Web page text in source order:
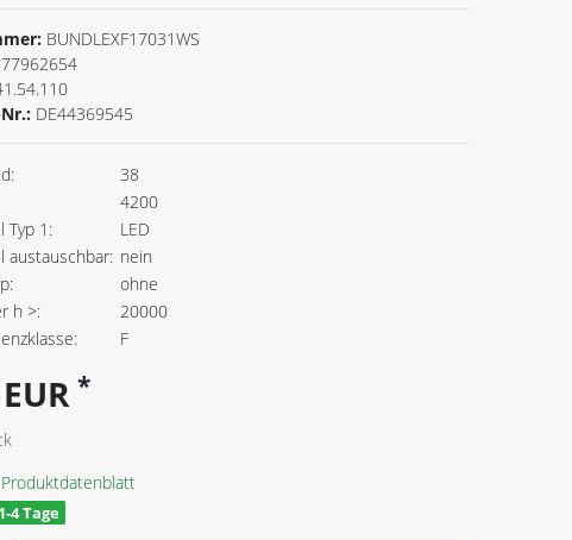
BUNDLEXF17031WS
Nr.: DE44369545
38
4200
Typ 1:
LED
austauschbar: nein
ohne
h >:
20000
F
*
Produktdatenblatt
4 Tage